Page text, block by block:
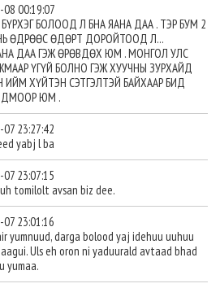
08 00:19:07
БОЛООД Л БНА ЯАНА ДАА . ТЭР БУМ 2
ӨДРӨӨС ӨДӨРТ ДОРОЙТООД Л...
ДАА ГЭЖ ӨРӨВДӨХ ЮМ . МОНГОЛ УЛС
ҮГҮЙ БОЛНО ГЭЖ ХУУЧНЫ ЗУРХАЙД
ИЙМ ХҮЙТЭН СЭТГЭЛТЭЙ БАЙХААР БИД
ЮМ .
07 23:27:42
yabj l ba
07 23:07:15
tomilolt avsan biz dee.
07 23:01:16
yumnuud, darga bolood yaj idehuu uuhuu
Uls eh oron ni yaduurald avtaad bhad
yumaa.